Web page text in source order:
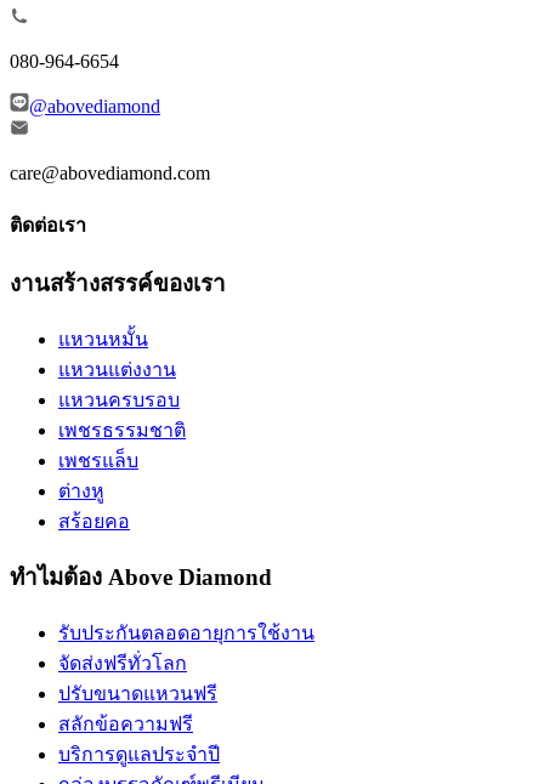
080-964-6654
@abovediamond
care@abovediamond.com
ติดต่อเรา
งานสร้างสรรค์ของเรา
แหวนหมั้น
แหวนแต่งงาน
แหวนครบรอบ
เพชรธรรมชาติ
เพชรแล็บ
ต่างหู
สร้อยคอ
ทำไมต้อง Above Diamond
รับประกันตลอดอายุการใช้งาน
จัดส่งฟรีทั่วโลก
ปรับขนาดแหวนฟรี
สลักข้อความฟรี
บริการดูแลประจำปี